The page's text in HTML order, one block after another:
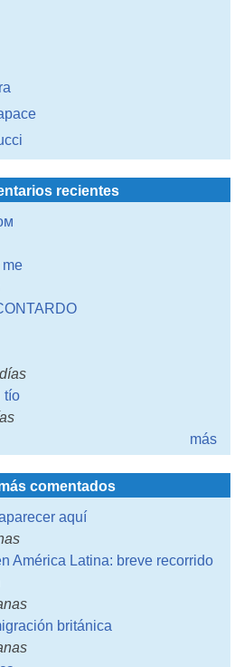
recientes
me
tío
más
comentados
aquí
América Latina: breve recorrido
británica